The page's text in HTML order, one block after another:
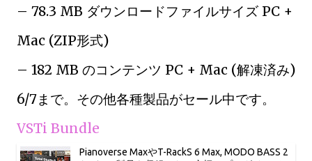
– 78.3 MB ダウンロードファイルサイズ PC +
Mac (ZIP形式)
– 182 MB のコンテンツ PC + Mac (解凍済み)
6/7まで。その他各種製品がセール中です。
VSTi Bundle
Pianoverse MaxやT-RackS 6 Max, MODO BASS 2